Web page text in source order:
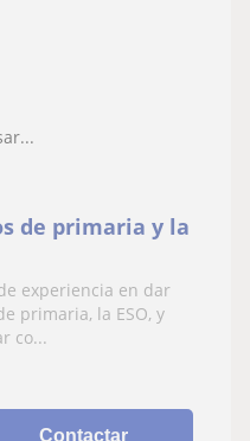
de primaria y la
experiencia en dar
primaria, la ESO, y
co...
Contactar